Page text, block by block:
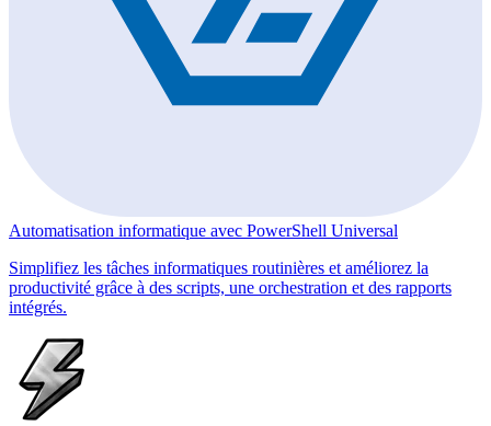
Automatisation informatique avec PowerShell Universal
Simplifiez les tâches informatiques routinières et améliorez la
productivité grâce à des scripts, une orchestration et des rapports
intégrés.